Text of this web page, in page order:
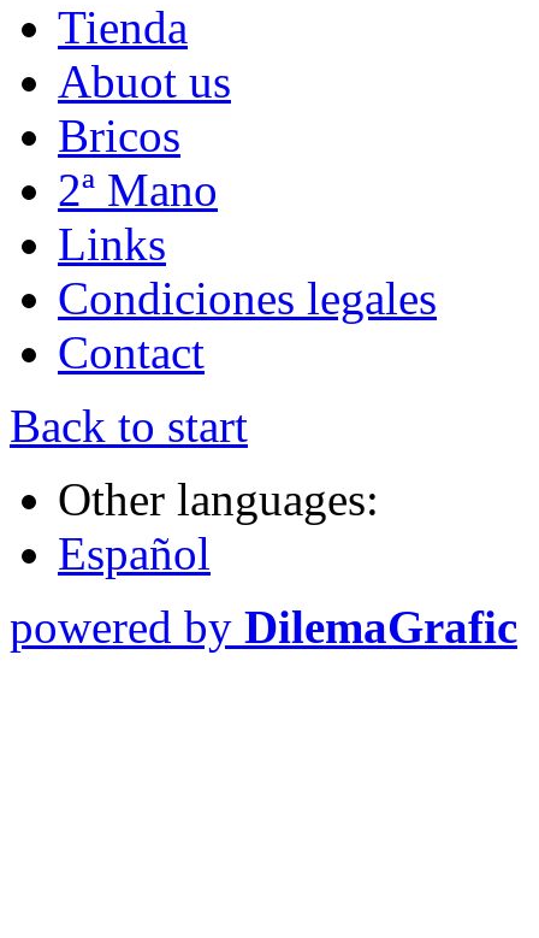
Tienda
Abuot us
Bricos
2ª Mano
Links
Condiciones legales
Contact
Back to start
Other languages:
Español
powered by DilemaGrafic